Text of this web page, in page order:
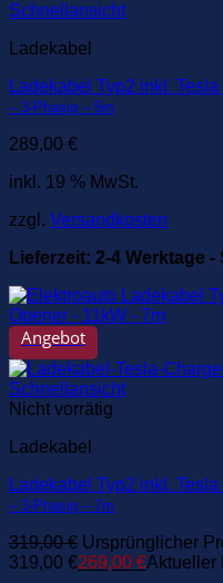
Schnellansicht
Ladekabel
Ladekabel Typ2 inkl.
– 3-Phasig – 5m
289,00 €
inkl. 19 % MwSt.
zzgl. Versandkosten
Lieferzeit: 2-4 Werktage
Angebot
Schnellansicht
Nicht vorrätig
Ladekabel
Ladekabel Typ2 inkl.
– 3-Phasig – 7m
319,00€ Ursprünglicher
319,00 €269,00 €Aktueller